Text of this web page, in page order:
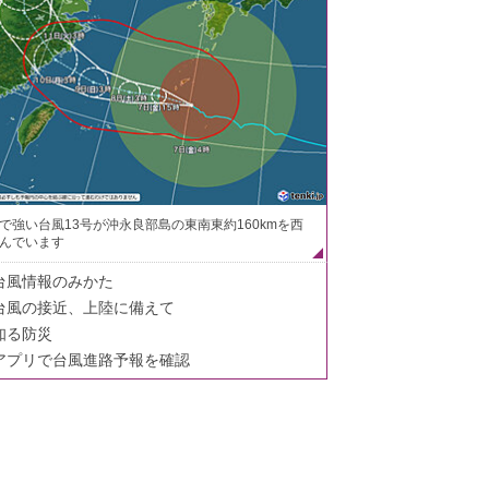
強い台風13号が沖永良部島の東南東約160kmを西
でいます
風情報のみかた
風の接近、上陸に備えて
る防災
プリで台風進路予報を確認